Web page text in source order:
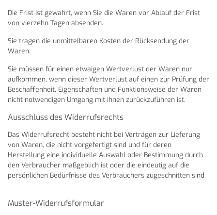
Die Frist ist gewahrt, wenn Sie die Waren vor Ablauf der Frist
von vierzehn Tagen absenden.
Sie tragen die unmittelbaren Kosten der Rücksendung der
Waren.
Sie müssen für einen etwaigen Wertverlust der Waren nur
aufkommen, wenn dieser Wertverlust auf einen zur Prüfung der
Beschaffenheit, Eigenschaften und Funktionsweise der Waren
nicht notwendigen Umgang mit ihnen zurückzuführen ist.
Ausschluss des Widerrufsrechts
Das Widerrufsrecht besteht nicht bei Verträgen zur Lieferung
von Waren, die nicht vorgefertigt sind und für deren
Herstellung eine individuelle Auswahl oder Bestimmung durch
den Verbraucher maßgeblich ist oder die eindeutig auf die
persönlichen Bedürfnisse des Verbrauchers zugeschnitten sind.
Muster-Widerrufsformular